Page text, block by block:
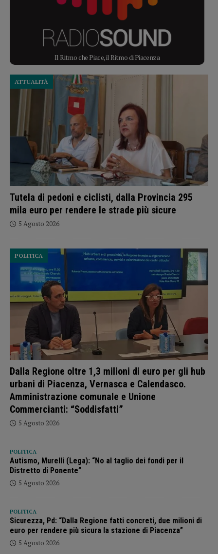
Il Ritmo che Piace, il Ritmo di Piacenza
Tutela di pedoni e ciclisti, dalla Provincia 295
mila euro per rendere le strade più sicure
ATTUALITÀ
5 Agosto 2026
Dalla Regione oltre 1,3 milioni di euro per gli hub
urbani di Piacenza, Vernasca e Calendasco.
Amministrazione comunale e Unione
Commercianti: “Soddisfatti”
POLITICA
5 Agosto 2026
POLITICA
Autismo, Murelli (Lega): “No al taglio dei fondi per il
Distretto di Ponente”
5 Agosto 2026
POLITICA
Sicurezza, Pd: “Dalla Regione fatti concreti, due milioni di
euro per rendere più sicura la stazione di Piacenza”
5 Agosto 2026